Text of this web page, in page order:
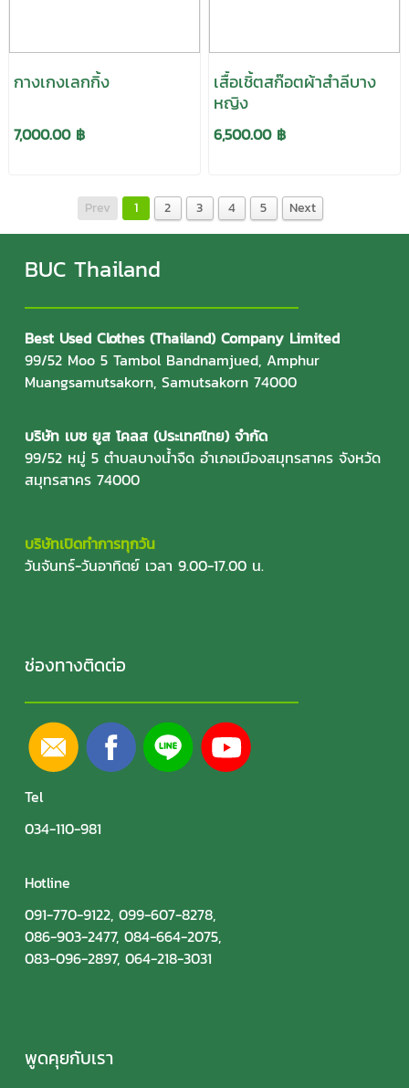
กางเกงเลกกิ้ง
7,000.00 ฿
เสื้อเชิ้ตสก๊อตผ้าสำลีบาง
หญิง
6,500.00 ฿
Prev 1 2 3 4 5 Next
BUC Thailand
Best Used Clothes (Thailand) Company Limited
99/52 Moo 5 Tambol Bandnamjued, Amphur
Muangsamutsakorn, Samutsakorn 74000
บริษัท เบซ ยูส โคลส (ประเทศไทย) จำกัด
99/52 หมู่ 5 ตำบลบางน้ำจืด อำเภอเมืองสมุทรสาคร จังหวัด
สมุทรสาคร 74000
บริษัทเปิดทำการทุกวัน
วันจันทร์-วันอาทิตย์ เวลา 9.00-17.00 น.
ช่องทางติดต่อ
Tel
034-110-981
Hotline
091-770-9122, 099-607-8278,
086-903-2477, 084-664-2075,
083-096-2897, 064-218-3031
พูดคุยกับเรา